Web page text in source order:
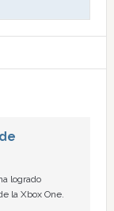
logrado
la Xbox One.